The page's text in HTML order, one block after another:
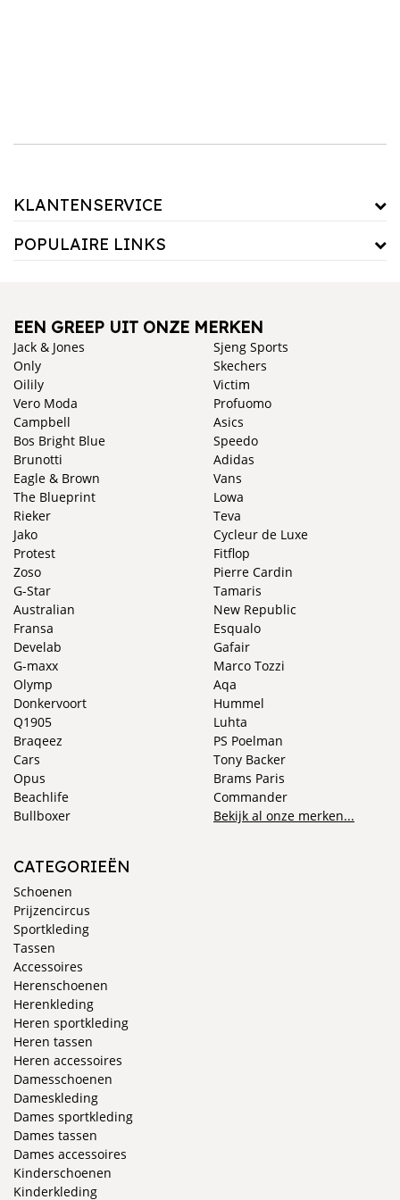
KLANTENSERVICE
POPULAIRE LINKS
EEN GREEP UIT ONZE MERKEN
Jack & Jones
Only
Oilily
Vero Moda
Campbell
Bos Bright Blue
Brunotti
Eagle & Brown
The Blueprint
Rieker
Jako
Protest
Zoso
Sjeng Sports
Skechers
Victim
Profuomo
Asics
Speedo
Adidas
Vans
Lowa
Teva
Cycleur de Luxe
Fitflop
Pierre Cardin
G-Star
Australian
Fransa
Develab
G-maxx
Olymp
Donkervoort
Q1905
Braqeez
Cars
Opus
Beachlife
Bullboxer
Tamaris
New Republic
Esqualo
Gafair
Marco Tozzi
Aqa
Hummel
Luhta
PS Poelman
Tony Backer
Brams Paris
Commander
Bekijk al onze merken...
CATEGORIEËN
Schoenen
Prijzencircus
Sportkleding
Tassen
Accessoires
Herenschoenen
Herenkleding
Heren sportkleding
Heren tassen
Heren accessoires
Damesschoenen
Dameskleding
Dames sportkleding
Dames tassen
Dames accessoires
Kinderschoenen
Kinderkleding